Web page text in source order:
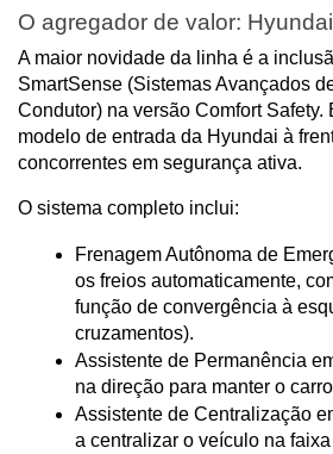
O agregador de valor:
A maior novidade da linha é a
SmartSense (Sistemas Avançados
Condutor) na versão Comfort
modelo de entrada da Hyundai à
concorrentes em segurança ativa.
O sistema completo inclui:
Frenagem Autônoma de
os freios automaticamente,
função de convergência à
cruzamentos).
Assistente de Permanência
na direção para manter o
Assistente de Centralização
a centralizar o veículo na